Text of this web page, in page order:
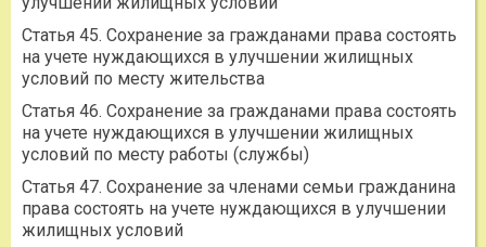
Статья 45. Сохранение за гражданами права состоять
на учете нуждающихся в улучшении жилищных
условий по месту жительства
Статья 46. Сохранение за гражданами права состоять
на учете нуждающихся в улучшении жилищных
условий по месту работы (службы)
Статья 47. Сохранение за членами семьи гражданина
права состоять на учете нуждающихся в улучшении
жилищных условий